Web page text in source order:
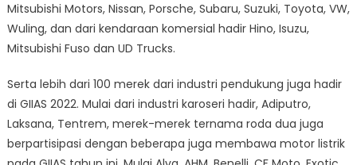
Mitsubishi Motors, Nissan, Porsche, Subaru, Suzuki, Toyota, VW,
Wuling, dan dari kendaraan komersial hadir Hino, Isuzu,
Mitsubishi Fuso dan UD Trucks.
Serta lebih dari 100 merek dari industri pendukung juga hadir
di GIIAS 2022. Mulai dari industri karoseri hadir, Adiputro,
Laksana, Tentrem, merek-merek ternama roda dua juga
berpartisipasi dengan beberapa juga membawa motor listrik